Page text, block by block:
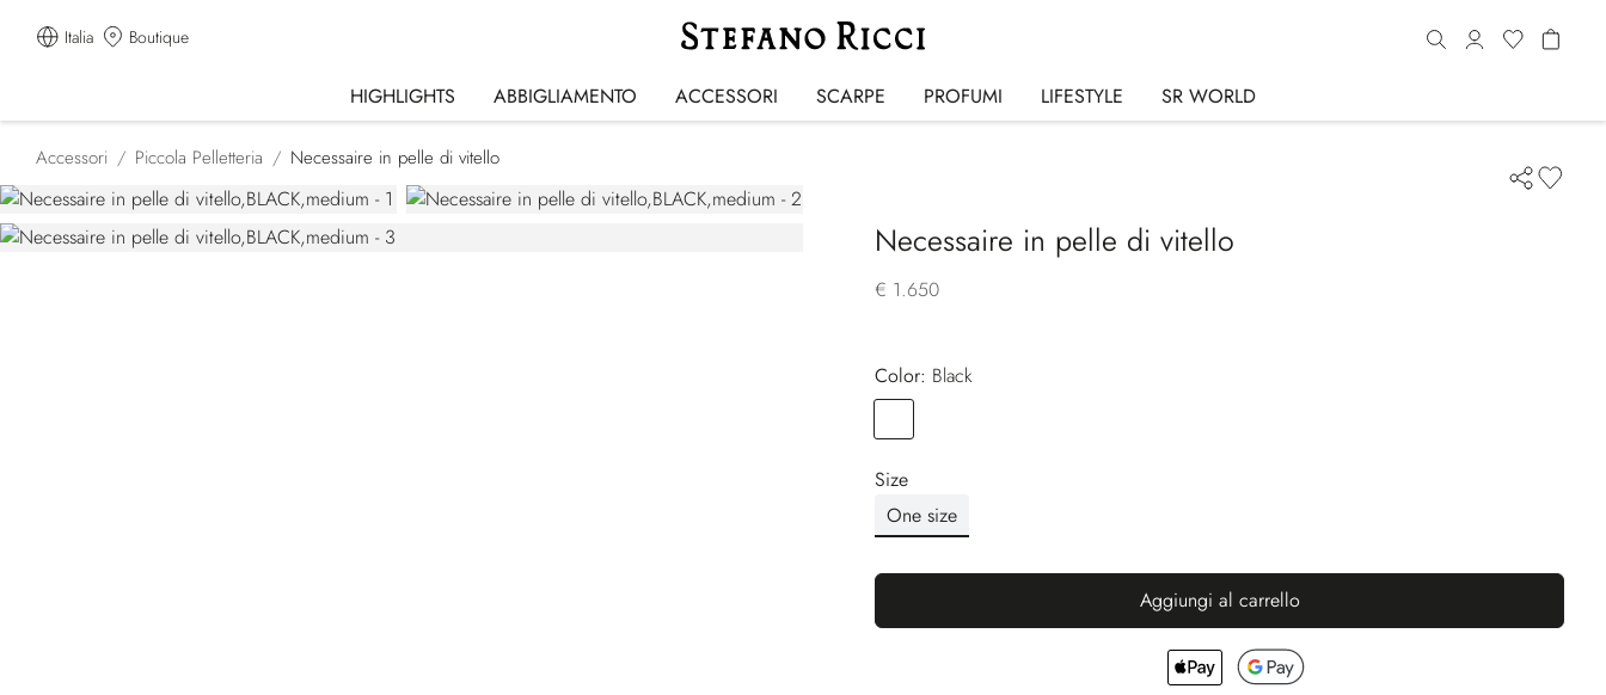
Italia Boutique
HIGHLIGHTS ABBIGLIAMENTO ACCESSORI SCARPE PROFUMI LIFESTYLE SR WORLD
Accessori Piccola Pelletteria Necessaire in pelle di vitello
Necessaire in pelle di vitello
€ 1.650
Color:
black
Size
One size
Aggiungi al carrello